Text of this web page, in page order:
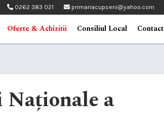
0262 383 021 primariacupseni@yahoo.com
Oferte & Achizitii Consiliul Local Contact
a